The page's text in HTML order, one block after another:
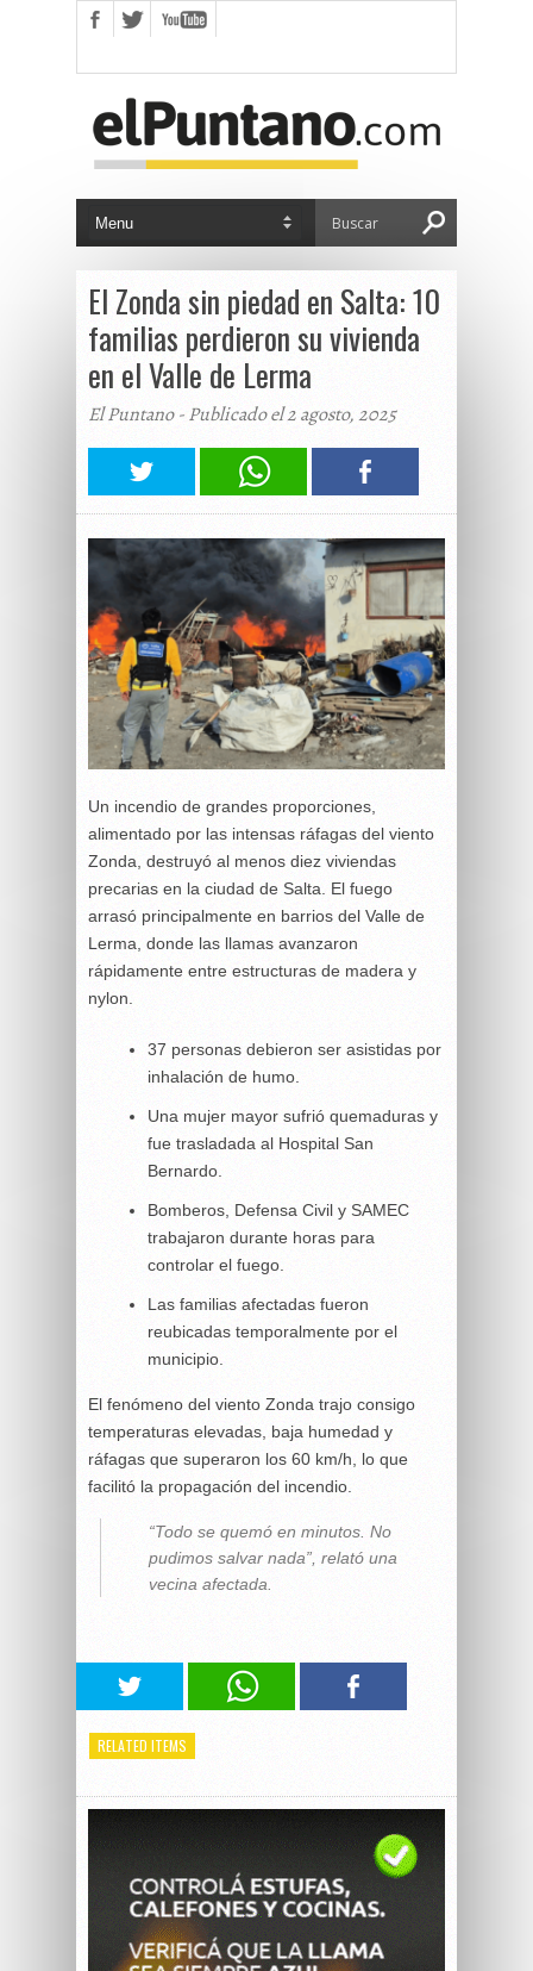
El Zonda sin piedad en Salta: 10
familias perdieron su vivienda
en el Valle de Lerma
El Puntano - Publicado el 2 agosto, 2025
Un incendio de grandes proporciones,
alimentado por las intensas ráfagas del viento
Zonda, destruyó al menos diez viviendas
precarias en la ciudad de Salta. El fuego
arrasó principalmente en barrios del Valle de
Lerma, donde las llamas avanzaron
rápidamente entre estructuras de madera y
nylon.
37 personas debieron ser asistidas por
inhalación de humo.
Una mujer mayor sufrió quemaduras y
fue trasladada al Hospital San
Bernardo.
Bomberos, Defensa Civil y SAMEC
trabajaron durante horas para
controlar el fuego.
Las familias afectadas fueron
reubicadas temporalmente por el
municipio.
El fenómeno del viento Zonda trajo consigo
temperaturas elevadas, baja humedad y
ráfagas que superaron los 60 km/h, lo que
facilitó la propagación del incendio.
“Todo se quemó en minutos. No
pudimos salvar nada”, relató una
vecina afectada.
RELATED ITEMS